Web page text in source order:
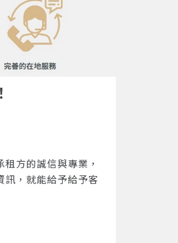
方的誠信與專業，
訊，就能給予給予客